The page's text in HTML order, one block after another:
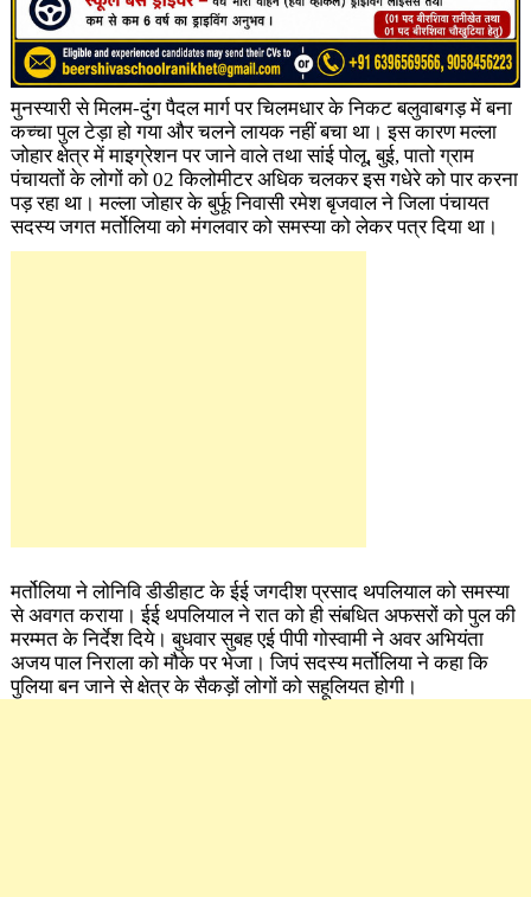
मुनस्यारी से मिलम-दुंग पैदल मार्ग पर चिलमधार के निकट बलुवाबगड़ में बना
कच्चा पुल टेड़ा हो गया और चलने लायक नहीं बचा था। इस कारण मल्ला
जोहार क्षेत्र में माइग्रेशन पर जाने वाले तथा सांई पोलू, बुई, पातो ग्राम
पंचायतों के लोगों को 02 किलोमीटर अधिक चलकर इस गधेरे को पार करना
पड़ रहा था। मल्ला जोहार के बुर्फू निवासी रमेश बृजवाल ने जिला पंचायत
सदस्य जगत मर्तोलिया को मंगलवार को समस्या को लेकर पत्र दिया था।
मर्तोलिया ने लोनिवि डीडीहाट के ईई जगदीश प्रसाद थपलियाल को समस्या
से अवगत कराया। ईई थपलियाल ने रात को ही संबधित अफसरों को पुल की
मरम्मत के निर्देश दिये। बुधवार सुबह एई पीपी गोस्वामी ने अवर अभियंता
अजय पाल निराला को मौके पर भेजा। जिपं सदस्य मर्तोलिया ने कहा कि
पुलिया बन जाने से क्षेत्र के सैकड़ों लोगों को सहूलियत होगी।